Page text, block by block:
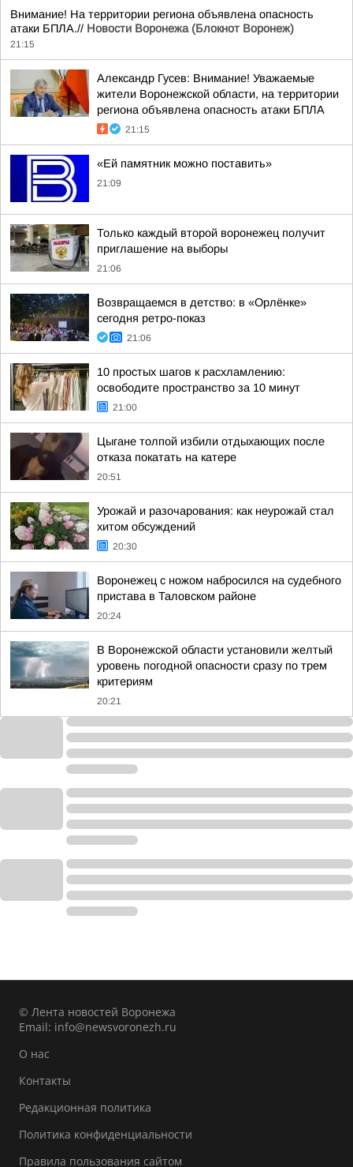
Внимание! На территории региона объявлена опасность
атаки БПЛА.// Новости Воронежа (Блокнот Воронеж)
21:15
Александр Гусев: Внимание! Уважаемые
жители Воронежской области, на территории
региона объявлена опасность атаки БПЛА
21:15
«Ей памятник можно поставить»
21:09
Только каждый второй воронежец получит
приглашение на выборы
21:06
Возвращаемся в детство: в «Орлёнке»
сегодня ретро-показ
21:06
10 простых шагов к расхламлению:
освободите пространство за 10 минут
21:00
Цыгане толпой избили отдыхающих после
отказа покатать на катере
20:51
Урожай и разочарования: как неурожай стал
хитом обсуждений
20:30
Воронежец с ножом набросился на судебного
пристава в Таловском районе
20:24
В Воронежской области установили желтый
уровень погодной опасности сразу по трем
критериям
20:21
© Лента новостей Воронежа
Email: info@newsvoronezh.ru
О нас
Контакты
Редакционная политика
Политика конфиденциальности
Правила пользования сайтом